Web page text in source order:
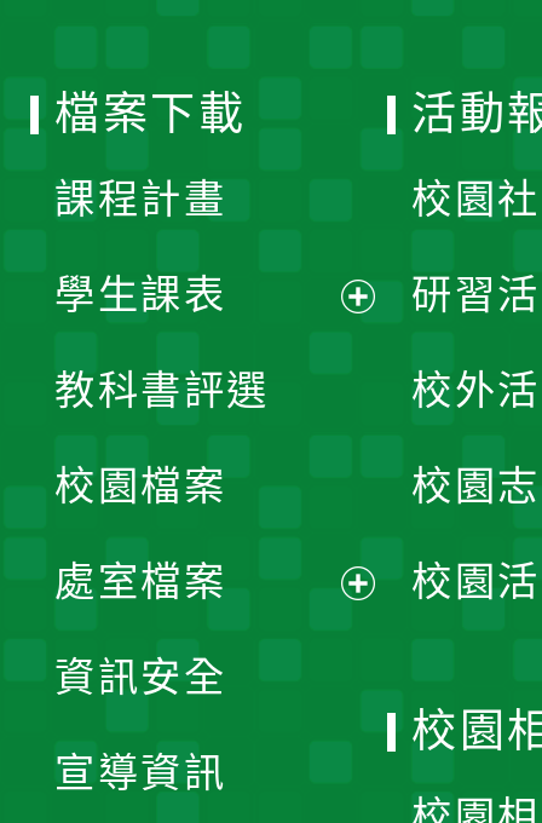
檔案下載
課程計畫
學生課表
單
教科書評選
校園檔案
處室檔案
資訊安全
宣導資訊
活動
校園
研習
校外
校園
校園
校園